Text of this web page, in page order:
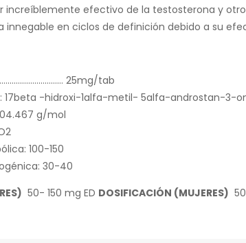
increíblemente efectivo de la testosterona y
innegable en ciclos de definición debido a su
25mg/tab
17beta -hidroxi-1alfa-metil- 5alfa-androstan-3-
g/mol
100-150
30-40
50- 150 mg ED DOSIFICACIÓN (MUJERES)